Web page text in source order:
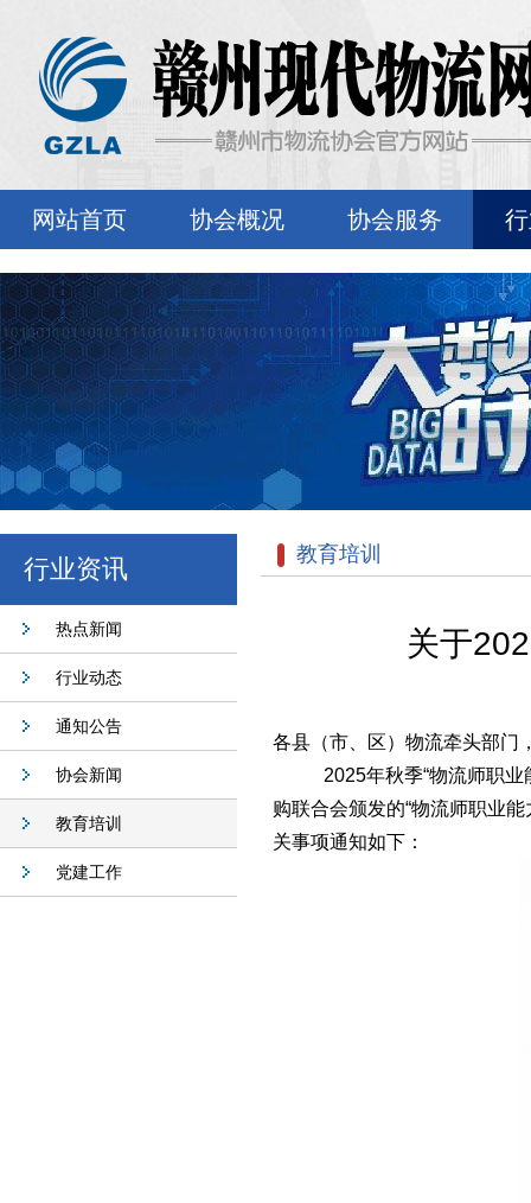
网站首页 协会概况 协会服务
行业资讯
热点新闻
行业动态
通知公告
协会新闻
教育培训
党建工作
教育培训
关于
各县（市、区）物流牵头部门
2025年秋季“物流师职
购联合会颁发的“物流师职业
关事项通知如下：